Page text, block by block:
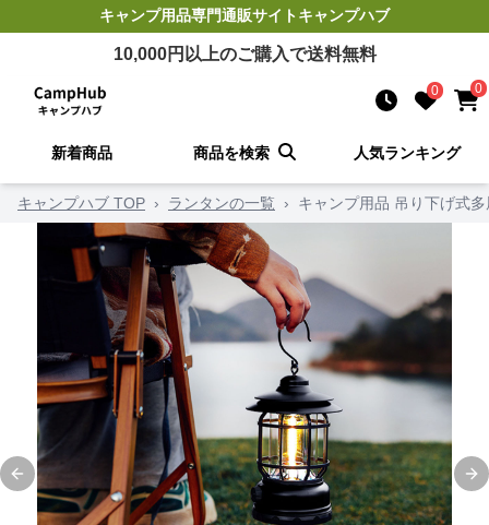
キャンプ用品専門通販サイトキャンプハブ
10,000円以上のご購入で送料無料
0 0
新着商品 商品を検索 人気ランキング
キャンプハブ TOP › ランタンの一覧 › キャンプ用品 吊り下げ式
Previous slide